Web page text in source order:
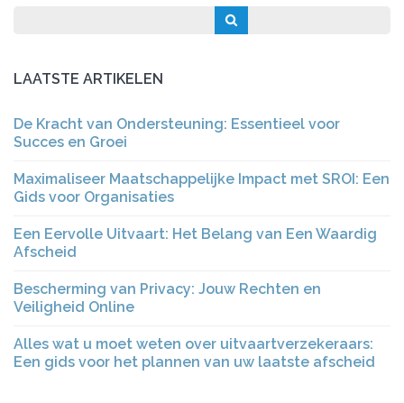
LAATSTE ARTIKELEN
De Kracht van Ondersteuning: Essentieel voor
Succes en Groei
Maximaliseer Maatschappelijke Impact met SROI: Een
Gids voor Organisaties
Een Eervolle Uitvaart: Het Belang van Een Waardig
Afscheid
Bescherming van Privacy: Jouw Rechten en
Veiligheid Online
Alles wat u moet weten over uitvaartverzekeraars:
Een gids voor het plannen van uw laatste afscheid